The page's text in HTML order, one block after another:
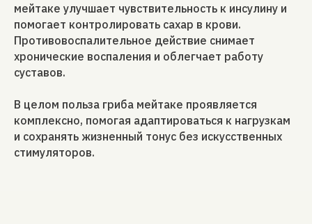
мейтаке улучшает чувствительность к инсулину и
помогает контролировать сахар в крови.
Противовоспалительное действие снимает
хронические воспаления и облегчает работу
суставов.
В целом польза гриба мейтаке проявляется
комплексно, помогая адаптироваться к нагрузкам
и сохранять жизненный тонус без искусственных
стимуляторов.